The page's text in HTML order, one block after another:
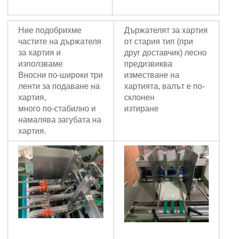
Ние подобрихме
частите на държателя
за хартия и
използваме
Вносни по-широки три
ленти за подаване на
хартия,
много по-стабилно и
намалява загубата на
хартия.
Държателят за хартия
от стария тип (при
друг доставчик) лесно
предизвиква
изместване на
хартията, валът е по-
склонен
изтиране